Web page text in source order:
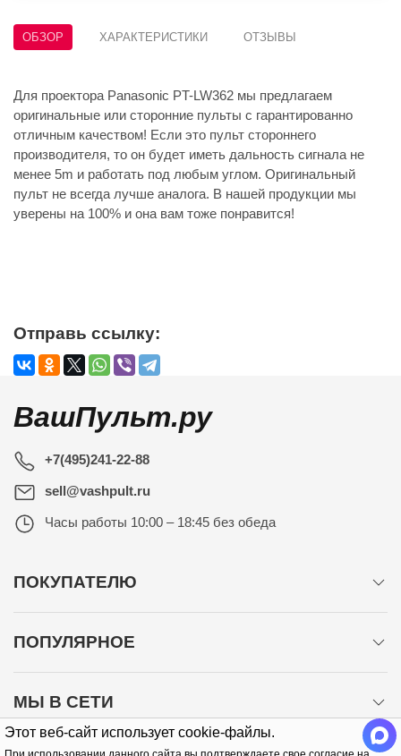
Этот веб-сайт использует cookie-файлы.
ОБЗОР ХАРАКТЕРИСТИКИ ОТЗЫВЫ
Для проектора Panasonic PT-LW362 мы предлагаем
оригинальные или сторонние пульты с гарантированно
отличным качеством! Если это пульт стороннего
производителя, то он будет иметь дальность сигнала не
менее 5m и работать под любым углом. Оригинальный
пульт не всегда лучше аналога. В нашей продукции мы
уверены на 100% и она вам тоже понравится!
Отправь ссылку:
ВашПульт.ру
+7(495)241-22-88
sell@vashpult.ru
Часы работы 10:00 – 18:45 без обеда
ПОКУПАТЕЛЮ
ПОПУЛЯРНОЕ
МЫ В СЕТИ